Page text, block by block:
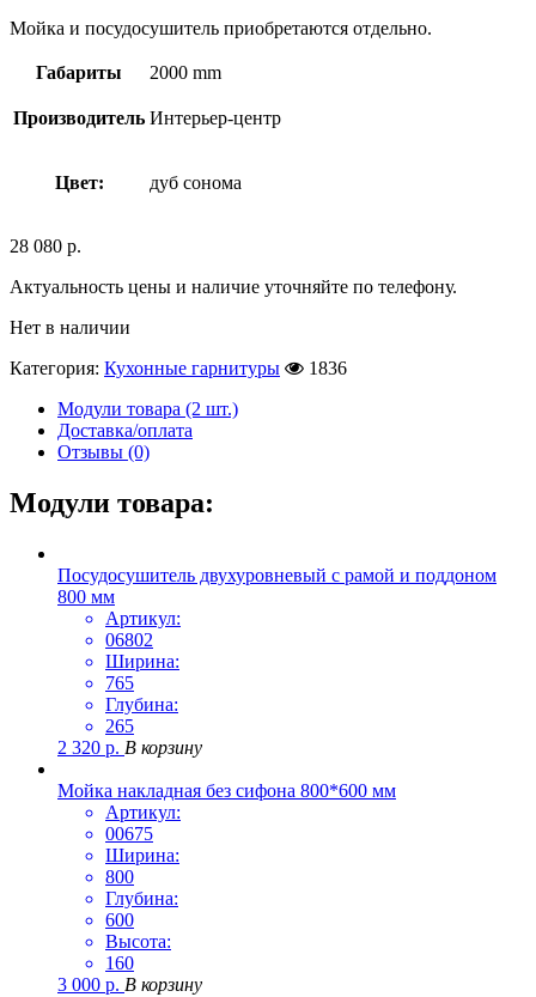
Мойка и посудосушитель приобретаются отдельно.
Габариты 2000 mm
Производитель Интерьер-центр
Цвет: дуб сонома
28 080 р.
Актуальность цены и наличие уточняйте по телефону.
Нет в наличии
Категория: Кухонные гарнитуры
1836
Модули товара (2 шт.)
Доставка/оплата
Отзывы (0)
Модули товара:
Посудосушитель двухуровневый с рамой и поддоном
800 мм
Артикул:
06802
Ширина:
765
Глубина:
265
2 320 р. В корзину
Мойка накладная без сифона 800*600 мм
Артикул:
00675
Ширина:
800
Глубина:
600
Высота:
160
3 000 р. В корзину